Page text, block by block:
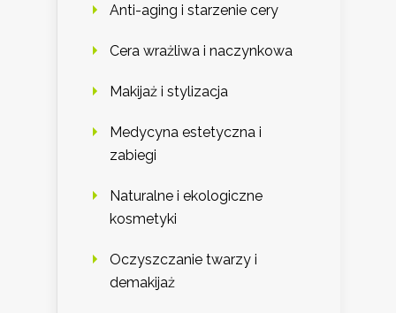
Anti-aging i starzenie cery
Cera wrażliwa i naczynkowa
Makijaż i stylizacja
Medycyna estetyczna i
zabiegi
Naturalne i ekologiczne
kosmetyki
Oczyszczanie twarzy i
demakijaż